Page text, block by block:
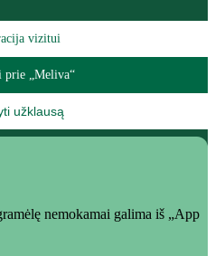
vizitui
prie „Meliva“
užklausą
nemokamai galima iš „App